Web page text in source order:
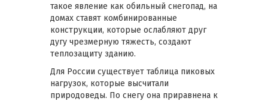
такое явление как обильный снегопад, на
домах ставят комбинированные
конструкции, которые ослабляют друг
дугу чрезмерную тяжесть, создают
теплозащиту зданию.
Для России существует таблица пиковых
нагрузок, которые высчитали
природоведы. По снегу она приравнена к